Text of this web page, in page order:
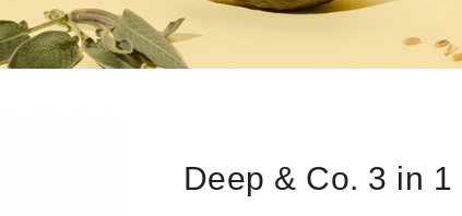
Deep & Co. 3 in 1